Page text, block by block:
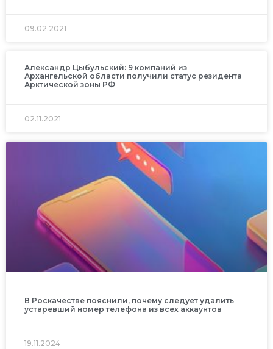
09.02.2021
Александр Цыбульский: 9 компаний из
Архангельской области получили статус резидента
Арктической зоны РФ
02.11.2021
В Роскачестве пояснили, почему следует удалить
устаревший номер телефона из всех аккаунтов
19.11.2024